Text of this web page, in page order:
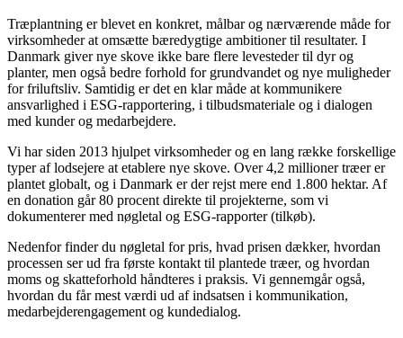
Træplantning er blevet en konkret, målbar og nærværende måde for
virksomheder at omsætte bæredygtige ambitioner til resultater. I
Danmark giver nye skove ikke bare flere levesteder til dyr og
planter, men også bedre forhold for grundvandet og nye muligheder
for friluftsliv. Samtidig er det en klar måde at kommunikere
ansvarlighed i ESG-rapportering, i tilbudsmateriale og i dialogen
med kunder og medarbejdere.
Vi har siden 2013 hjulpet virksomheder og en lang række forskellige
typer af lodsejere at etablere nye skove. Over 4,2 millioner træer er
plantet globalt, og i Danmark er der rejst mere end 1.800 hektar. Af
en donation går 80 procent direkte til projekterne, som vi
dokumenterer med nøgletal og ESG-rapporter (tilkøb).
Nedenfor finder du nøgletal for pris, hvad prisen dækker, hvordan
processen ser ud fra første kontakt til plantede træer, og hvordan
moms og skatteforhold håndteres i praksis. Vi gennemgår også,
hvordan du får mest værdi ud af indsatsen i kommunikation,
medarbejderengagement og kundedialog.